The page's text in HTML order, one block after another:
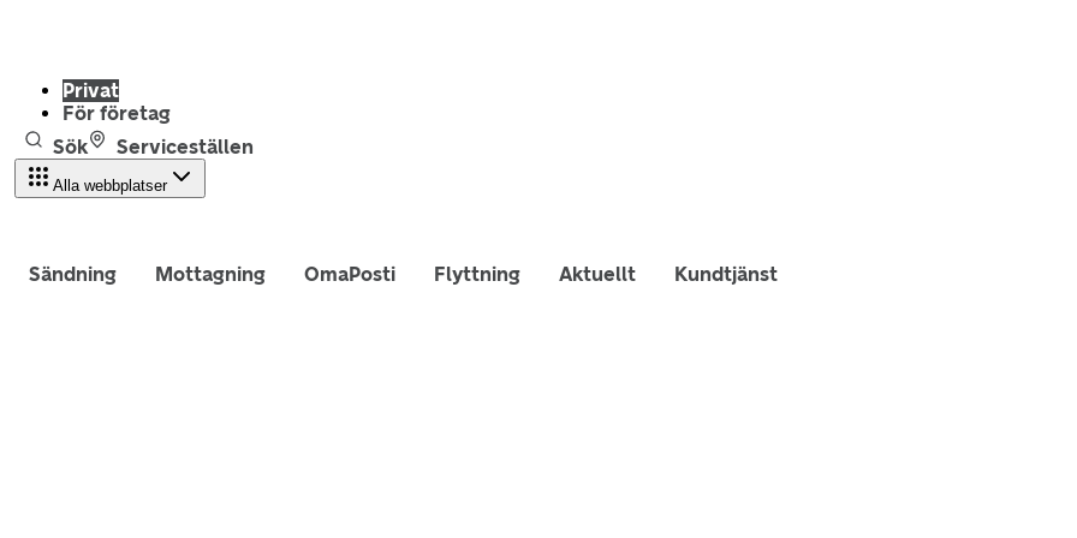
Privat
För företag
Sök
Serviceställen
Alla webbplatser
Sändning Mottagning OmaPosti Flyttning Aktuellt Kundtjänst